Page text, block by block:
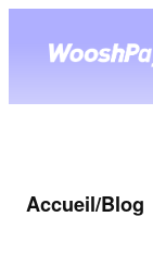
Accueil/Blog